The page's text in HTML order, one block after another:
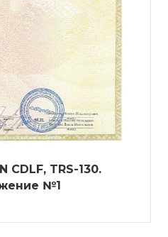
CDLF, TRS-130.
№1